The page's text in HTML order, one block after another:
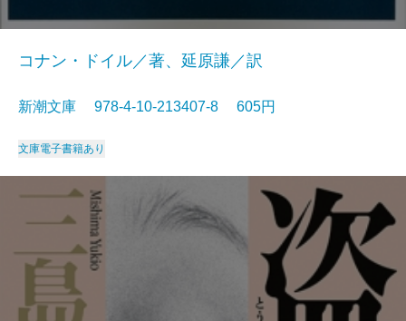
コナン・ドイル／著、延原謙／訳
新潮文庫 978-4-10-213407-8 605円
文庫電子書籍あり